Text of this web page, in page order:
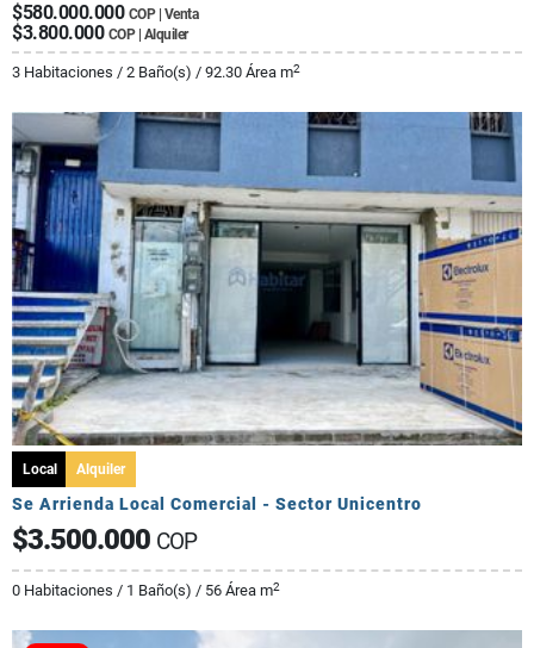
$580.000.000 COP | Venta
$3.800.000 COP | Alquiler
3 Habitaciones / 2 Baño(s) / 92.30 Área m2
Local Alquiler
Se Arrienda Local Comercial - Sector Unicentro
$3.500.000 COP
0 Habitaciones / 1 Baño(s) / 56 Área m2